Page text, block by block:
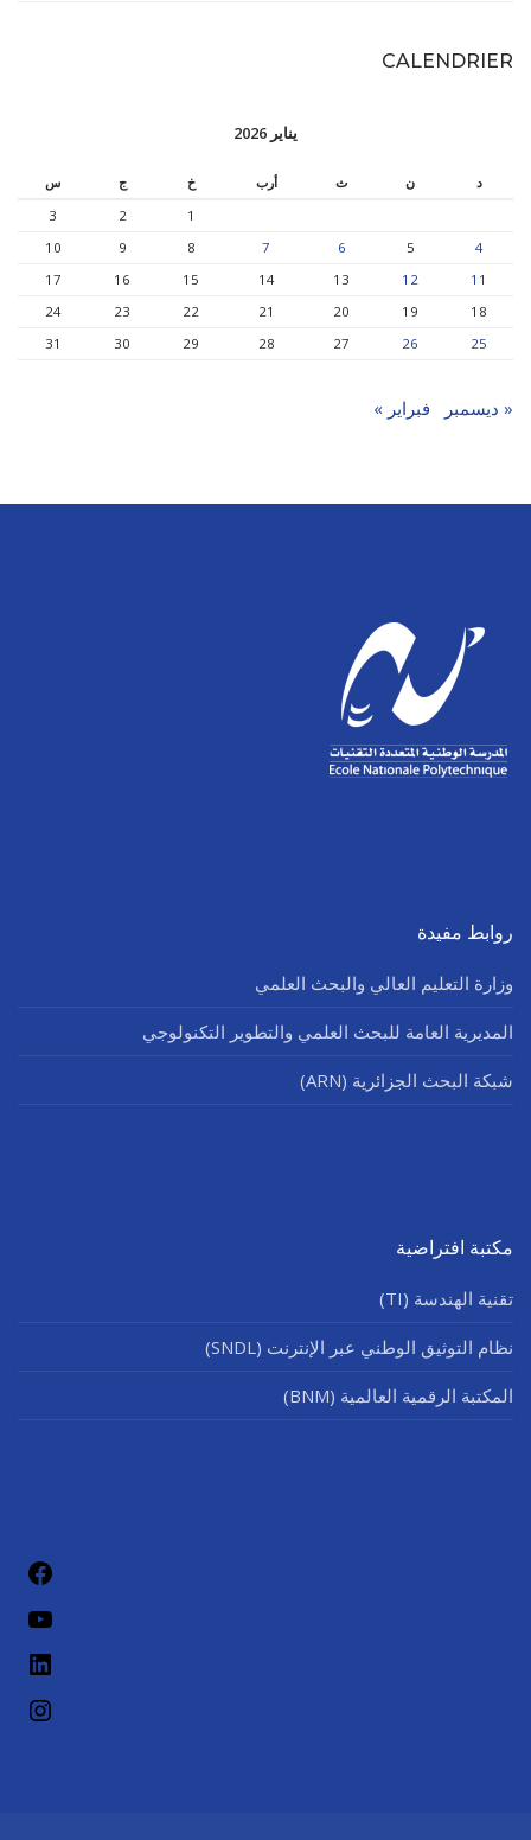
CALENDRIER
يناير 2026
د ن ث أرب خ ج
س
1
2
3
4
5
6
7
8
9
10
11
12
13
14
15
16
17
18
19
20
21
22
23
24
25
26
27
28
29
30
31
« ديسمبر فبراير »
روابط مفيدة
وزارة التعليم العالي والبحث العلمي
المديرية العامة للبحث العلمي والتطوير التكنولوجي
شبكة البحث الجزائرية (ARN)
مكتبة افتراضية
تقنية الهندسة (TI)
نظام التوثيق الوطني عبر الإنترنت (SNDL)
المكتبة الرقمية العالمية (BNM)
لينكد إن